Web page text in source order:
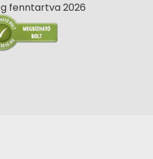
fenntartva 2026